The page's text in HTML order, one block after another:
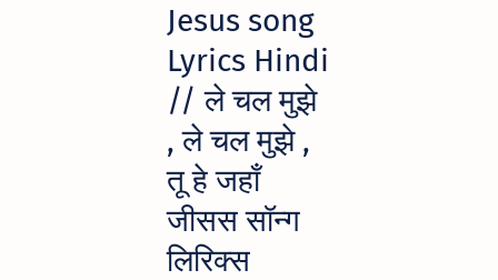
Jesus song
Lyrics Hindi
// ले चल मुझे
, ले चल मुझे ,
तू हे जहाँ
जीसस सॉन्ग
लिरिक्स